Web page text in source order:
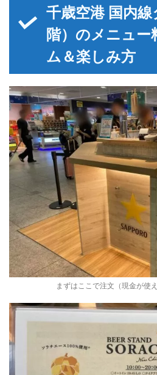
千歳空港 国内
階）のメニュー
ム＆楽しみ方
まずはここで注文（現金が使